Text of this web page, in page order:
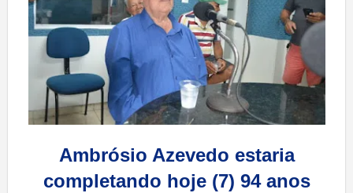
Ambrósio Azevedo estaria
completando hoje (7) 94 anos